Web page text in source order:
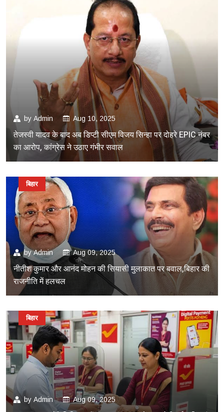
by Admin Aug 10, 2025
तेजस्वी यादव के बाद अब डिप्टी सीएम विजय सिन्हा पर दोहरे EPIC नंबर
का आरोप, कांग्रेस ने उठाए गंभीर सवाल
byAdmin Aug 09, 2025
नीतीश कुमार और आनंद मोहन की सियासी मुलाकात पर बवाल,बिहार की
राजनीति में हलचल
बिहार
by Admin Aug 09, 2025
बिहार